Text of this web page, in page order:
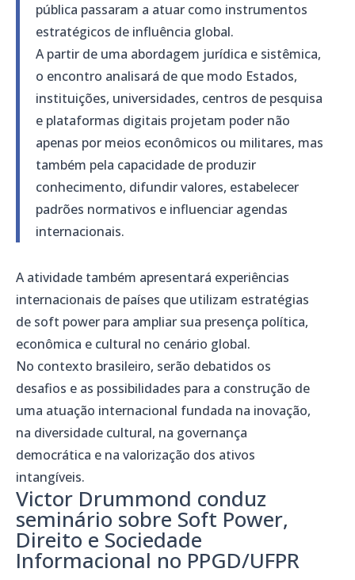
pública passaram a atuar como instrumentos
estratégicos de influência global.
A partir de uma abordagem jurídica e sistêmica,
o encontro analisará de que modo Estados,
instituições, universidades, centros de pesquisa
e plataformas digitais projetam poder não
apenas por meios econômicos ou militares, mas
também pela capacidade de produzir
conhecimento, difundir valores, estabelecer
padrões normativos e influenciar agendas
internacionais.
A atividade também apresentará experiências
internacionais de países que utilizam estratégias
de soft power para ampliar sua presença política,
econômica e cultural no cenário global.
No contexto brasileiro, serão debatidos os
desafios e as possibilidades para a construção de
uma atuação internacional fundada na inovação,
na diversidade cultural, na governança
democrática e na valorização dos ativos
intangíveis.
Victor Drummond conduz
seminário sobre Soft Power,
Direito e Sociedade
Informacional no PPGD/UFPR